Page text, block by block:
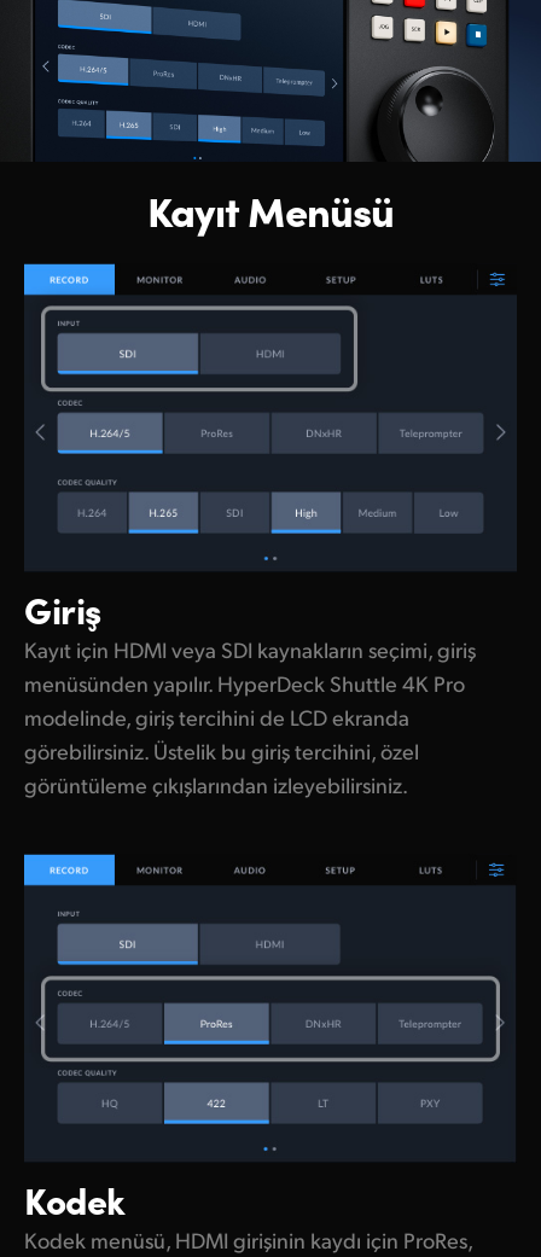
Kayıt Menüsü
Giriş
Kayıt için HDMI veya SDI kaynakların seçimi, giriş
menüsünden yapılır. HyperDeck Shuttle 4K Pro
modelinde, giriş tercihini de LCD ekranda
görebilirsiniz. Üstelik bu giriş tercihini, özel
görüntüleme çıkışlarından izleyebilirsiniz.
Kodek
Kodek menüsü, HDMI girişinin kaydı için ProRes,